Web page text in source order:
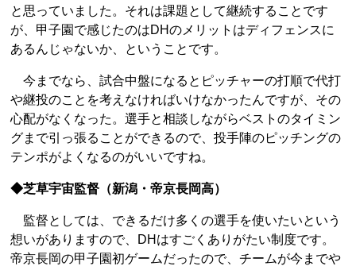
と思っていました。それは課題として継続することです
が、甲子園で感じたのはDHのメリットはディフェンスに
あるんじゃないか、ということです。
今までなら、試合中盤になるとピッチャーの打順で代打
や継投のことを考えなければいけなかったんですが、その
心配がなくなった。選手と相談しながらベストのタイミン
グまで引っ張ることができるので、投手陣のピッチングの
テンポがよくなるのがいいですね。
◆芝草宇宙監督（新潟・帝京長岡高）
監督としては、できるだけ多くの選手を使いたいという
想いがありますので、DHはすごくありがたい制度です。
帝京長岡の甲子園初ゲームだったので、チームが今までや